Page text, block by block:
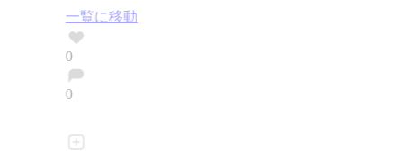
一覧に移動
0
0